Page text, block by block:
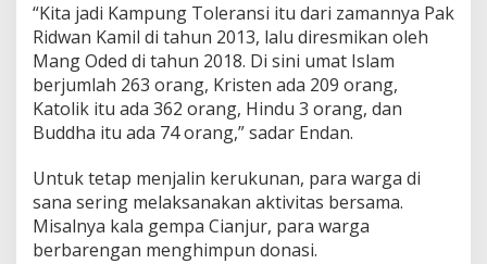
“Kita jadi Kampung Toleransi itu dari zamannya Pak
Ridwan Kamil di tahun 2013, lalu diresmikan oleh
Mang Oded di tahun 2018. Di sini umat Islam
berjumlah 263 orang, Kristen ada 209 orang,
Katolik itu ada 362 orang, Hindu 3 orang, dan
Buddha itu ada 74 orang,” sadar Endan.
Untuk tetap menjalin kerukunan, para warga di
sana sering melaksanakan aktivitas bersama.
Misalnya kala gempa Cianjur, para warga
berbarengan menghimpun donasi.